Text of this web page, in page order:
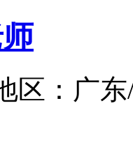
区：广